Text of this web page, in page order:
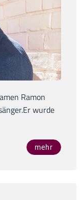
Ramon
wurde
mehr